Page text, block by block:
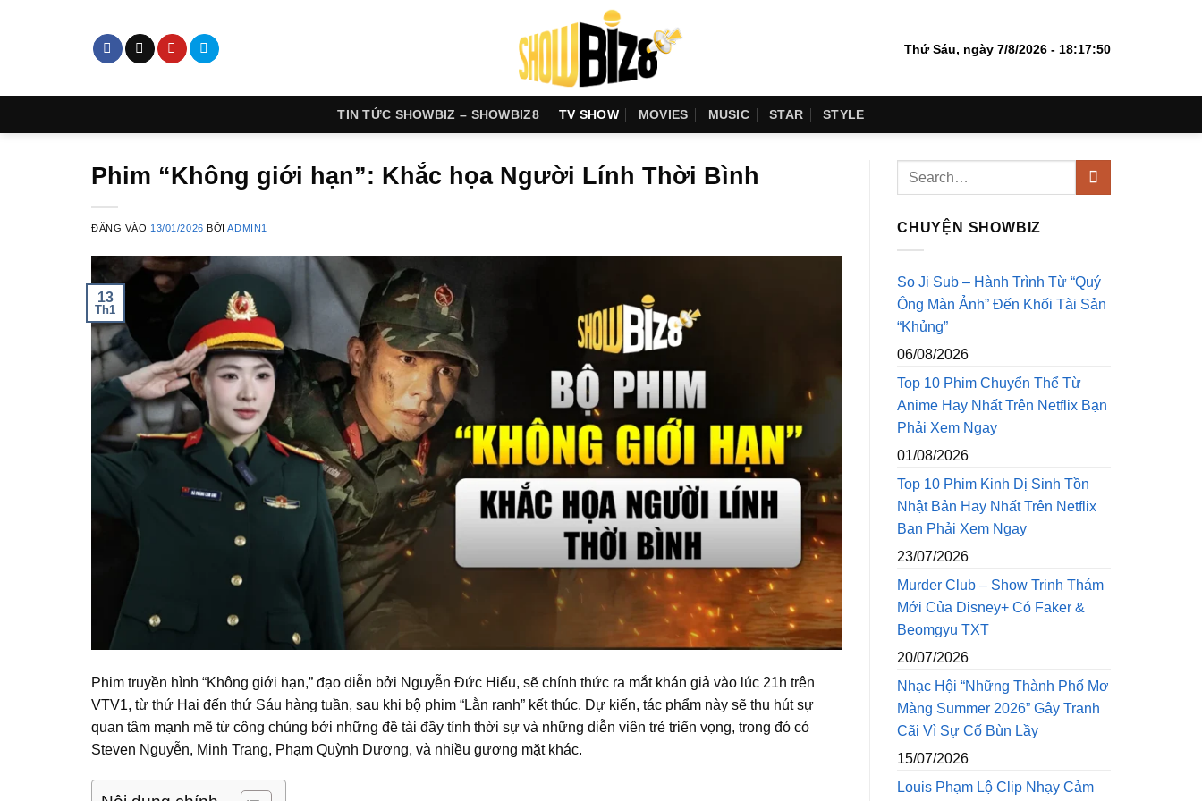
Thứ Sáu, ngày 7/8/2026 - 18:17:51
TIN TỨC SHOWBIZ – SHOWBIZ8 TV SHOW MOVIES MUSIC STAR STYLE
Phim “Không giới hạn”: Khắc họa Người Lính Thời Bình
ĐĂNG VÀO 13/01/2026 BỞIADMIN1
13
Th1
Phim truyền hình “Không giới hạn,” đạo diễn bởi Nguyễn Đức Hiếu, sẽ chính thức ra mắt khán giả vào lúc 21h trên
VTV1, từ thứ Hai đến thứ Sáu hàng tuần, sau khi bộ phim “Lằn ranh” kết thúc. Dự kiến, tác phẩm này sẽ thu hút sự
quan tâm mạnh mẽ từ công chúng bởi những đề tài đầy tính thời sự và những diễn viên trẻ triển vọng, trong đó có
Steven Nguyễn, Minh Trang, Phạm Quỳnh Dương, và nhiều gương mặt khác.
CHUYỆN SHOWBIZ
So Ji Sub – Hành Trình Từ “Quý
Ông Màn Ảnh” Đến Khối Tài Sản
“Khủng”
06/08/2026
Top 10 Phim Chuyển Thể Từ
Anime Hay Nhất Trên Netflix Bạn
Phải Xem Ngay
01/08/2026
Top 10 Phim Kinh Dị Sinh Tồn
Nhật Bản Hay Nhất Trên Netflix
Bạn Phải Xem Ngay
23/07/2026
Murder Club – Show Trinh Thám
Mới Của Disney+ Có Faker &
Beomgyu TXT
20/07/2026
Nhạc Hội “Những Thành Phố Mơ
Màng Summer 2026” Gây Tranh
Cãi Vì Sự Cố Bùn Lầy
15/07/2026
Louis Phạm Lộ Clip Nhạy Cảm